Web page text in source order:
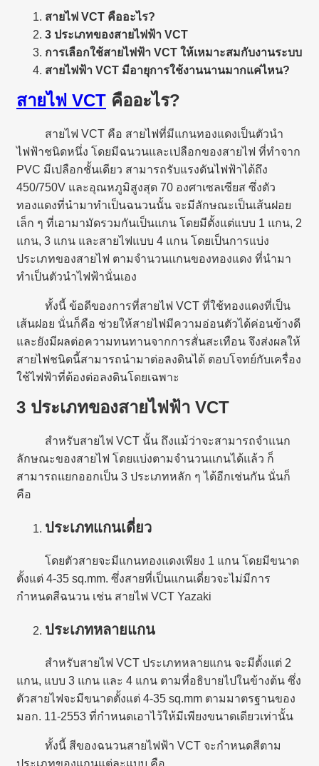
สายไฟ VCT คืออะไร?
3 ประเภทของสายไฟฟ้า VCT
การเลือกใช้สายไฟฟ้า VCT ให้เหมาะสมกับงานระบบ
สายไฟฟ้า VCT มีอายุการใช้งานนานมากแค่ไหน?
สายไฟ VCT คืออะไร?
สายไฟ VCT คือ สายไฟที่มีแกนทองแดงเป็นตัวนำ
ไฟฟ้าชนิดหนึ่ง โดยมีฉนวนและเปลือกของสายไฟ ที่ทำจาก
PVC มีเปลือกชั้นเดียว สามารถรับแรงดันไฟฟ้าได้ถึง
450/750V และอุณหภูมิสูงสุด 70 องศาเซลเซียส ซึ่งตัว
ทองแดงที่นำมาทำเป็นฉนวนนั้น จะมีลักษณะเป็นเส้นฝอย
เล็ก ๆ ที่เอามามัดรวมกันเป็นแกน โดยมีตั้งแต่แบบ 1 แกน, 2
แกน, 3 แกน และสายไฟแบบ 4 แกน โดยเป็นการแบ่ง
ประเภทของสายไฟ ตามจำนวนแกนของทองแดง ที่นำมา
ทำเป็นตัวนำไฟฟ้านั่นเอง
ทั้งนี้ ข้อดีของการที่สายไฟ VCT ที่ใช้ทองแดงที่เป็น
เส้นฝอย นั่นก็คือ ช่วยให้สายไฟมีความอ่อนตัวได้ค่อนข้างดี
และยังมีผลต่อความทนทานจากการสั่นสะเทือน จึงส่งผลให้
สายไฟชนิดนี้สามารถนำมาต่อลงดินได้ ตอบโจทย์กับเครื่อง
ใช้ไฟฟ้าที่ต้องต่อลงดินโดยเฉพาะ
3 ประเภทของสายไฟฟ้า VCT
สำหรับสายไฟ VCT นั้น ถึงแม้ว่าจะสามารถจำแนก
ลักษณะของสายไฟ โดยแบ่งตามจำนวนแกนได้แล้ว ก็
สามารถแยกออกเป็น 3 ประเภทหลัก ๆ ได้อีกเช่นกัน นั่นก็
คือ
ประเภทแกนเดี่ยว
โดยตัวสายจะมีแกนทองแดงเพียง 1 แกน โดยมีขนาด
ตั้งแต่ 4-35 sq.mm. ซึ่งสายที่เป็นแกนเดี่ยวจะไม่มีการ
กำหนดสีฉนวน เช่น สายไฟ VCT Yazaki
ประเภทหลายแกน
สำหรับสายไฟ VCT ประเภทหลายแกน จะมีตั้งแต่ 2
แกน, แบบ 3 แกน และ 4 แกน ตามที่อธิบายไปในข้างต้น ซึ่ง
ตัวสายไฟจะมีขนาดตั้งแต่ 4-35 sq.mm ตามมาตรฐานของ
มอก. 11-2553 ที่กำหนดเอาไว้ให้มีเพียงขนาดเดียวเท่านั้น
ทั้งนี้ สีของฉนวนสายไฟฟ้า VCT จะกำหนดสีตาม
ประเภทของแกนแต่ละแบบ คือ